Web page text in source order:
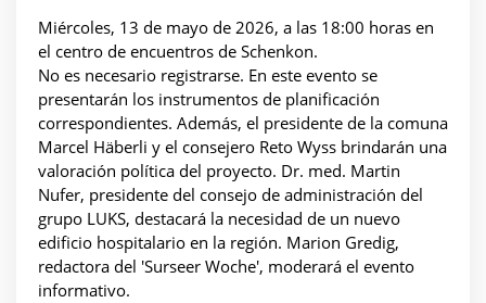
Miércoles, 13 de mayo de 2026, a las 18:00 horas en
el centro de encuentros de Schenkon.
No es necesario registrarse. En este evento se
presentarán los instrumentos de planificación
correspondientes. Además, el presidente de la comuna
Marcel Häberli y el consejero Reto Wyss brindarán una
valoración política del proyecto. Dr. med. Martin
Nufer, presidente del consejo de administración del
grupo LUKS, destacará la necesidad de un nuevo
edificio hospitalario en la región. Marion Gredig,
redactora del 'Surseer Woche', moderará el evento
informativo.